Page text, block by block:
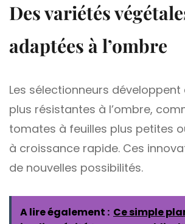
Des variétés
adaptées à l’ombre
Les sélectionneurs
plus résistantes à l’ombre,
tomates à feuilles plus petites
à croissance rapide. Ces
de nouvelles possibilités.
A lire également : Ce simple